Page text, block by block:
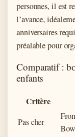
personnes, il est
l’avance,
anniversaires
préalable pour
Comparatif :
enfants
Critère
Pas cher